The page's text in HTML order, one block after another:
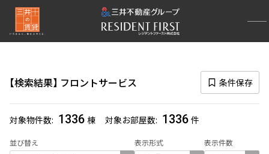
検索結果 フロントサービス 条件保存
対象物件数 1336 棟 対象お部屋数 1336 件
並び替え 表示形式 表示件数
再検索ナビゲーション
選択中の区
一覧から選び直す